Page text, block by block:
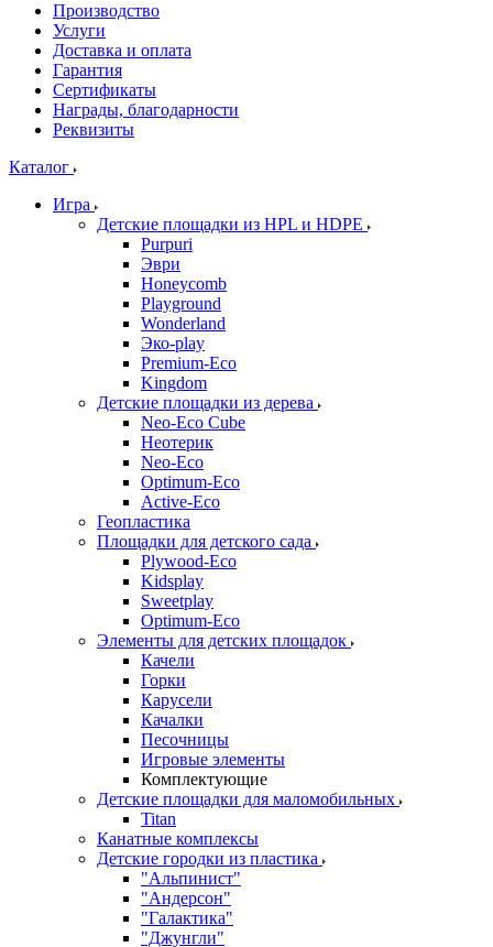
Производство
Услуги
Доставка и оплата
Гарантия
Сертификаты
Награды, благодарности
Реквизиты
Каталог
Игра
Детские площадки из HPL и HDPE
Purpuri
Эври
Honeycomb
Playground
Wonderland
Эко-play
Premium-Eco
Kingdom
Детские площадки из дерева
Neo-Eco Cube
Неотерик
Neo-Eco
Оptimum-Еco
Active-Eco
Геопластика
Площадки для детского сада
Plywood-Eco
Kidsplay
Sweetplay
Оptimum-Еco
Элементы для детских площадок
Качели
Горки
Карусели
Качалки
Песочницы
Игровые элементы
Комплектующие
Детские площадки для маломобильных
Titan
Канатные комплексы
Детские городки из пластика
"Альпинист"
"Андерсон"
"Галактика"
"Джунгли"